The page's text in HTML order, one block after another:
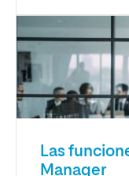
Las
Manager